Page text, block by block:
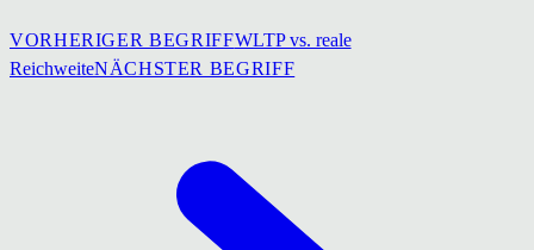
VORHERIGER BEGRIFFWLTP vs. reale
ReichweiteNÄCHSTER BEGRIFF